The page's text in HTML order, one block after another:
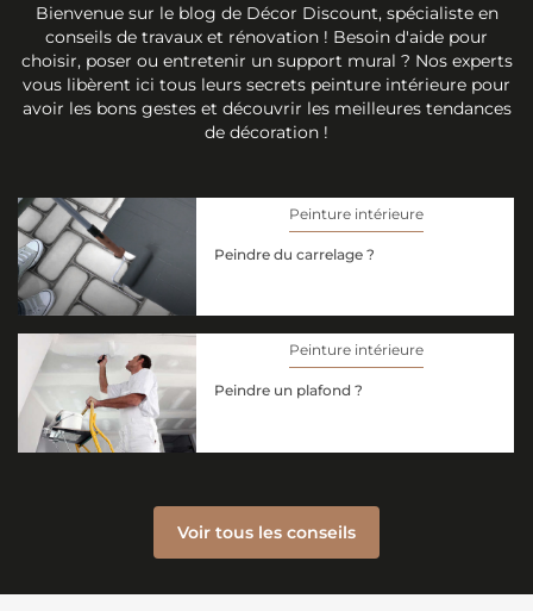
Bienvenue sur le blog de Décor Discount, spécialiste en
conseils de travaux et rénovation ! Besoin d'aide pour
choisir, poser ou entretenir un support mural ? Nos experts
vous libèrent ici tous leurs secrets peinture intérieure pour
avoir les bons gestes et découvrir les meilleures tendances
de décoration !
Peinture intérieure
Peindre du carrelage ?
Peinture intérieure
Peindre un plafond ?
Voir tous les conseils